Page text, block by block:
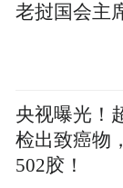
销其他风险
老挝国会主
央视曝光！
检出致癌物
502胶！